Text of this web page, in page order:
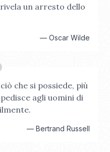
un arresto dello
— Oscar Wilde
che si possiede, più
agli uomini di
— Bertrand Russell